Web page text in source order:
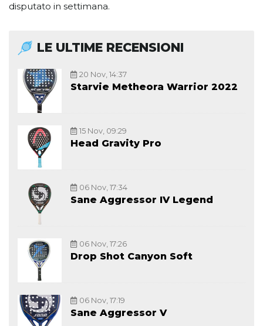
disputato in settimana.
LE ULTIME RECENSIONI
20 Nov, 14:37
Starvie Metheora Warrior 2022
15 Nov, 09:29
Head Gravity Pro
06 Nov, 17:34
Sane Aggressor IV Legend
06 Nov, 17:26
Drop Shot Canyon Soft
06 Nov, 17:19
Sane Aggressor V